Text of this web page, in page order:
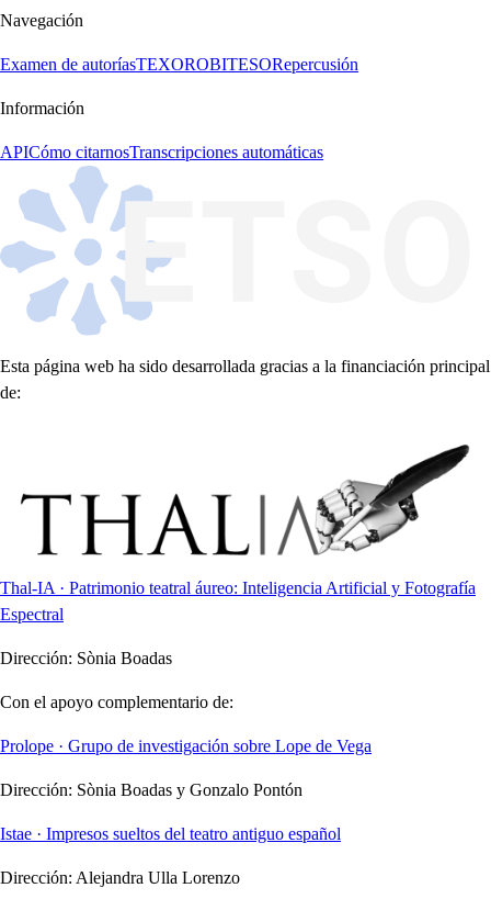
Navegación
Examen de autoríasTEXOROBITESORepercusión
Información
APICómo citarnosTranscripciones automáticas
Esta página web ha sido desarrollada gracias a la financiación principal
de:
Thal-IA · Patrimonio teatral áureo: Inteligencia Artificial y Fotografía
Espectral
Dirección: Sònia Boadas
Con el apoyo complementario de:
Prolope · Grupo de investigación sobre Lope de Vega
Dirección: Sònia Boadas y Gonzalo Pontón
Istae · Impresos sueltos del teatro antiguo español
Dirección: Alejandra Ulla Lorenzo